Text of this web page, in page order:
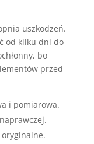
uszkodzeń.
od kilku dni do
bo
przed
i pomiarowa.